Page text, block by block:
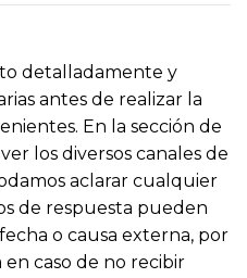
detalladamente y
antes de realizar la
En la sección de
los diversos canales de
aclarar cualquier
de respuesta pueden
o causa externa, por
en caso de no recibir